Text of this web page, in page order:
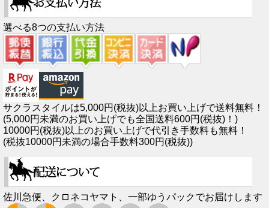
選べる8つの支払い方法
サクラスタイルは5,000円(税抜)以上お買い上げで送料無料！
(5,000円未満のお買い上げでも全国送料600円(税抜)！)
10000円(税抜)以上のお買い上げで代引き手数料も無料！
(税抜10000円未満の場合手数料300円(税抜))
佐川急便、クロネコヤマト、一部ゆうパックでお届けします